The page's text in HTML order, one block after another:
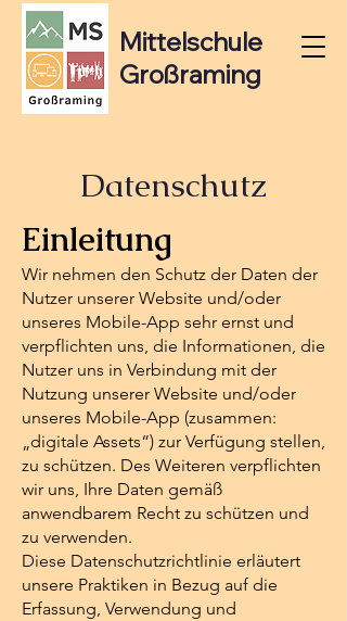
Mittelschule
Großraming
Datenschutz
Einleitung
Wir nehmen den Schutz der Daten der
Nutzer unserer Website und/oder
unseres Mobile-App sehr ernst und
verpflichten uns, die Informationen, die
Nutzer uns in Verbindung mit der
Nutzung unserer Website und/oder
unseres Mobile-App (zusammen:
„digitale Assets“) zur Verfügung stellen,
zu schützen. Des Weiteren verpflichten
wir uns, Ihre Daten gemäß
anwendbarem Recht zu schützen und
zu verwenden.
Diese Datenschutzrichtlinie erläutert
unsere Praktiken in Bezug auf die
Erfassung, Verwendung und